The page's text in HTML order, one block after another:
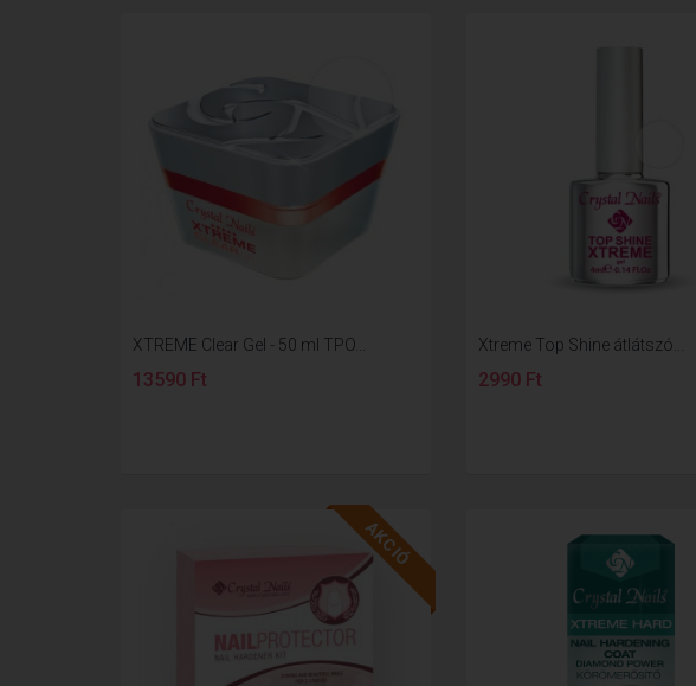
XTREME Clear Gel - 50 ml TPO...
13590 Ft
Xtreme Top Shine átlátszó...
2990 Ft
AKCIÓ